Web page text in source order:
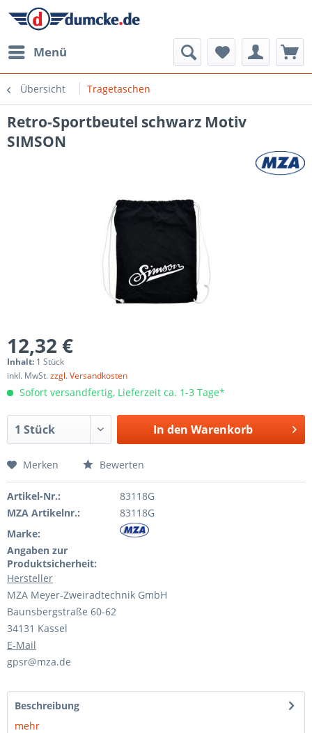
Menü
Übersicht Tragetaschen
Retro-Sportbeutel schwarz Motiv
SIMSON
12,32 €
Inhalt: 1 Stück
inkl. MwSt.zzgl. Versandkosten
Sofort versandfertig, Lieferzeit ca. 1-3 Tage*
In den Warenkorb
Merken Bewerten
Artikel-Nr.:
83118G
MZA Artikelnr.:
83118G
Marke:
Angaben zur
Produktsicherheit:
Hersteller
MZA Meyer-Zweiradtechnik GmbH
Baunsbergstraße 60-62
34131 Kassel
E-Mail
gpsr@mza.de
Beschreibung
mehr